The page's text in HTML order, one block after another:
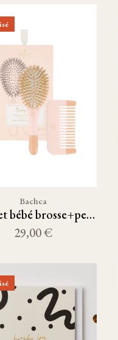
Bachca
Coffret bébé brosse+peigne
29,00 €